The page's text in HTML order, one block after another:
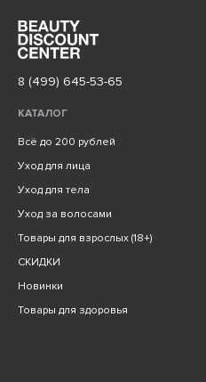
8 (499) 645-53-65
КАТАЛОГ
Всё до 200 рублей
Уход для лица
Уход для тела
Уход за волосами
Товары для взрослых (18+)
СКИДКИ
Новинки
Товары для здоровья